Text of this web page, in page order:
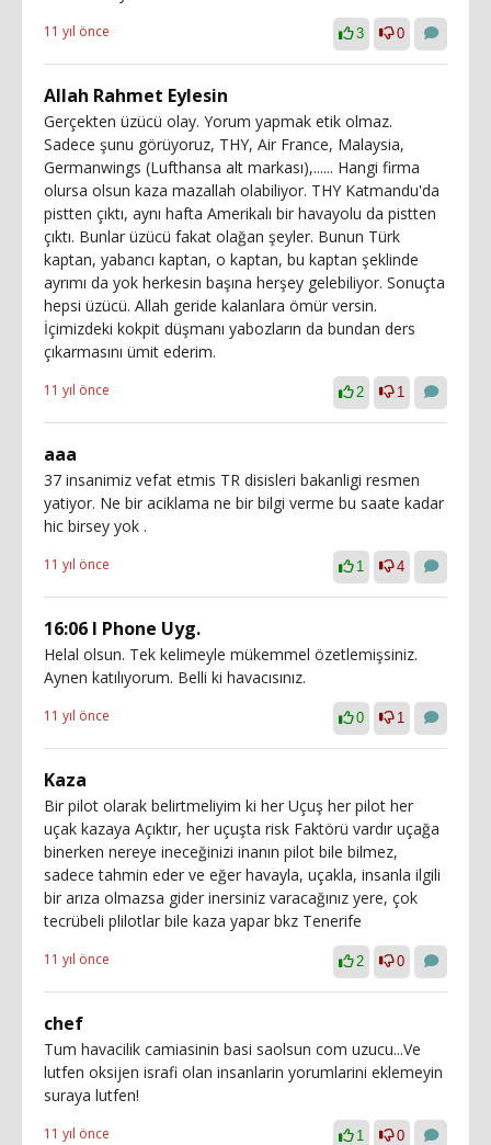
11 yıl önce 3 0
Allah Rahmet Eylesin
Gerçekten üzücü olay. Yorum yapmak etik olmaz.
Sadece şunu görüyoruz, THY, Air France, Malaysia,
Germanwings (Lufthansa alt markası),...... Hangi firma
olursa olsun kaza mazallah olabiliyor. THY Katmandu'da
pistten çıktı, aynı hafta Amerikalı bir havayolu da pistten
çıktı. Bunlar üzücü fakat olağan şeyler. Bunun Türk
kaptan, yabancı kaptan, o kaptan, bu kaptan şeklinde
ayrımı da yok herkesin başına herşey gelebiliyor. Sonuçta
hepsi üzücü. Allah geride kalanlara ömür versin.
İçimizdeki kokpit düşmanı yabozların da bundan ders
çıkarmasını ümit ederim.
11 yıl önce 2 1
aaa
37 insanimiz vefat etmis TR disisleri bakanligi resmen
yatiyor. Ne bir aciklama ne bir bilgi verme bu saate kadar
hic birsey yok .
11 yıl önce 1 4
16:06 I Phone Uyg.
Helal olsun. Tek kelimeyle mükemmel özetlemişsiniz.
Aynen katılıyorum. Belli ki havacısınız.
11 yıl önce 0 1
Kaza
Bir pilot olarak belirtmeliyim ki her Uçuş her pilot her
uçak kazaya Açıktır, her uçuşta risk Faktörü vardır uçağa
binerken nereye ineceğinizi inanın pilot bile bilmez,
sadece tahmin eder ve eğer havayla, uçakla, insanla ilgili
bir arıza olmazsa gider inersiniz varacağınız yere, çok
tecrübeli plilotlar bile kaza yapar bkz Tenerife
11 yıl önce 2 0
chef
Tum havacilik camiasinin basi saolsun com uzucu...Ve
lutfen oksijen israfi olan insanlarin yorumlarini eklemeyin
suraya lutfen!
11 yıl önce 1 0